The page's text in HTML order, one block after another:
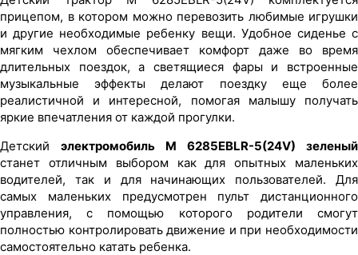
прицепом, в котором можно перевозить любимые игрушки
и другие необходимые ребенку вещи. Удобное сиденье с
мягким чехлом обеспечивает комфорт даже во время
длительных поездок, а светящиеся фары и встроенные
музыкальные эффекты делают поездку еще более
реалистичной и интересной, помогая малышу получать
яркие впечатления от каждой прогулки.
Детский электромобиль M 6285EBLR-5(24V) зеленый
станет отличным выбором как для опытных маленьких
водителей, так и для начинающих пользователей. Для
самых маленьких предусмотрен пульт дистанционного
управления, с помощью которого родители смогут
полностью контролировать движение и при необходимости
самостоятельно катать ребенка.